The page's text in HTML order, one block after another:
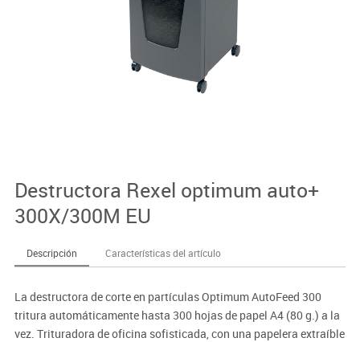
Destructora Rexel optimum auto+
300X/300M EU
Descripción Características del artículo
La destructora de corte en partículas Optimum AutoFeed 300
tritura automáticamente hasta 300 hojas de papel A4 (80 g.) a la
vez. Trituradora de oficina sofisticada, con una papelera extraíble